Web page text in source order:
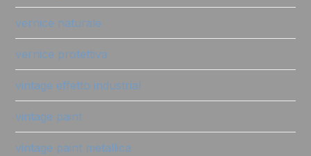
vernice naturale
vernice protettiva
vintage effetto industrial
vintage paint
vintage paint metallica